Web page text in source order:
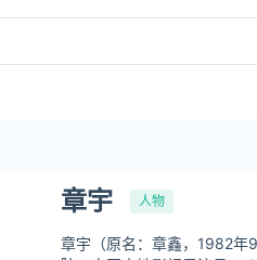
章宇 人物
章宇（原名：章鑫，1982年